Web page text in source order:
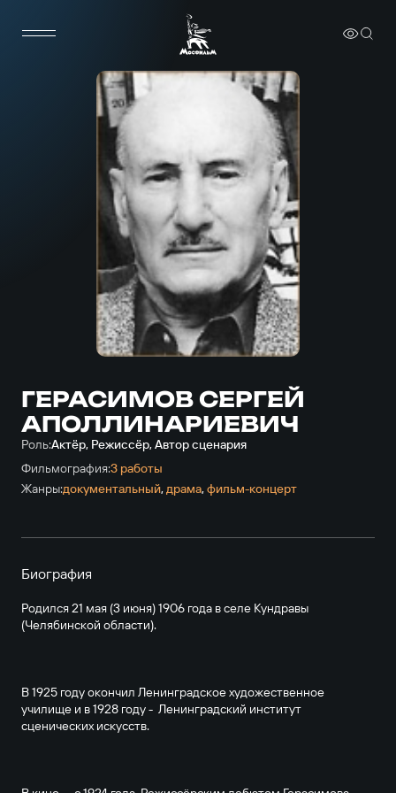
ГЕРАСИМОВ СЕРГЕЙ
АПОЛЛИНАРИЕВИЧ
Роль:Актёр, Режиссёр, Автор сценария
Фильмография:3 работы
Жанры:документальный,драма,фильм-концерт
Биография
Родился 21 мая (3 июня) 1906 года в селе Кундравы
(Челябинской области).
В 1925 году окончил Ленинградское художественное
училище и в 1928 году - Ленинградский институт
сценических искусств.